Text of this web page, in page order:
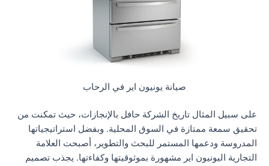
صيانة يونيون اير في الرحاب
على سبيل المثال تاريخ الشركة حافل بالإنجازات، حيث تمكنت من
تحقيق سمعة ممتازة في السوق المحلية. وبفضل استراتيجياتها
المدروسة ودعمها المستمر للبحث والتطوير، أصبحت العلامة
التجارية اليونيون اير مشهورة بموثوقيتها وكفاءتها. يجذب تصميم